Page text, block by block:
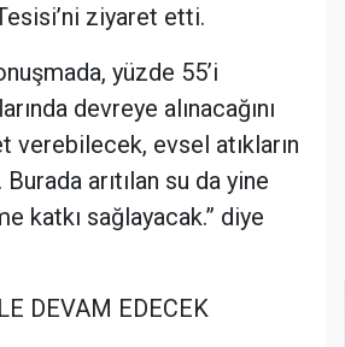
ziyaret etti.
yüzde 55’i
devreye alınacağını
evsel atıkların
arıtılan su da yine
katkı sağlayacak.” diye
DEVAM EDECEK